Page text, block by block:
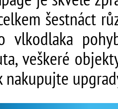
šestnáct
veškeré
nakupujte